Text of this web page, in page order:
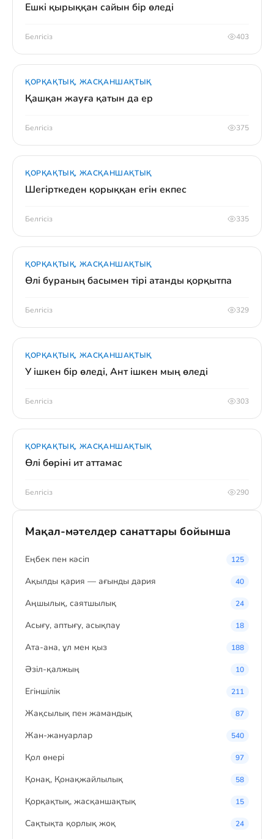
Ешкі қырыққан сайын бір өледі
Белгісіз 403
ҚОРҚАҚТЫҚ, ЖАСҚАНШАҚТЫҚ
Қашқан жауға қатын да ер
Белгісіз 375
ҚОРҚАҚТЫҚ, ЖАСҚАНШАҚТЫҚ
Шегірткеден қорыққан егін екпес
Белгісіз 335
ҚОРҚАҚТЫҚ, ЖАСҚАНШАҚТЫҚ
Өлі бураның басымен тірі атанды қорқытпа
Белгісіз 329
ҚОРҚАҚТЫҚ, ЖАСҚАНШАҚТЫҚ
У ішкен бір өледі, Ант ішкен мың өледі
Белгісіз 303
ҚОРҚАҚТЫҚ, ЖАСҚАНШАҚТЫҚ
Өлі бөріні ит аттамас
Белгісіз 290
Мақал-мәтелдер санаттары бойынша
Eңбек пен кәсіп 125
Ақылды қария — ағынды дария 40
Аңшылық, саятшылық 24
Асығу, аптығу, асықпау 18
Ата-ана, ұл мен қыз 188
Әзіл-қалжың 10
Егіншілік 211
Жақсылық пен жамандық 87
Жан-жануарлар 540
Қол өнері 97
Қонақ, Қонақжайлылық 58
Қорқақтық, жасқаншақтық 15
Сақтықта қорлық жоқ 24